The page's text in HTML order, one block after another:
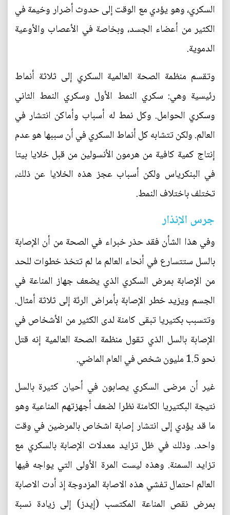
السكري، وهو يؤدي مع الوقت إلى حدوث أضرار وخيمة في
الكثير من أعضاء الجسد، وبخاصة في الأعصاب والأوعية
الدموية.
وتقسم منظمة الصحة العالمية السكري إلى ثلاثة أنماط
رئيسية وهي: سكري النمط الأول وسكري النمط الثاني
وسكري الحوامل. وكل نمط له أسباب وأماكن انتشار في
العالم. ولكن تتشابه كل أنماط السكري في أن سببها هو عدم
إنتاج كمية كافية من هرمون الأنسولين من قبل خلايا بيتا
في البنكرياس ولكن أسباب عجز هذه الخلايا عن ذلك،
تختلف باختلاف النمط.
جرس الإنذار
وفي هذا الشأن فقد حذر خبراء في الصحة من أن الإصابة
بالسل ستتسارع في أنحاء العالم ما لم تتخذ خطوات للحد
من الإصابة بمرض السكري الذي يضعف جهاز المناعة في
الجسم ويزيد خطر الإصابة بأمراض الرئة إلى ثلاثة أمثال.
وتتسبب بكتيريا تبقى كامنة لدى الكثير من الأشخاص في
الإصابة بالسل الذي تقول منظمة الصحة العالمية إنه قتل
نحو 1.5 مليون شخص في العام الماضي.
غير أن مرضى السكري يصابون في أحيان كثيرة بالسل
نتيجة البكتيريا الكامنة نظرا لضعف أجهزتهم المناعية وهو
ما قد يؤدي إلى انتشار إصابة اشخاص بالمرضين في وقت
واحد. وذلك في ظل تزايد معدلات الإصابة بالسكري مع
تزايد السمنة. وهذه ليست المرة الأولى التي يواجه فيها
العالم احتمال تفشي هذه الاصابة المزدوجة إذ أدت الاصابة
بمرض نقص المناعة المكتسب (إيدز) إلى زيادة نسبة